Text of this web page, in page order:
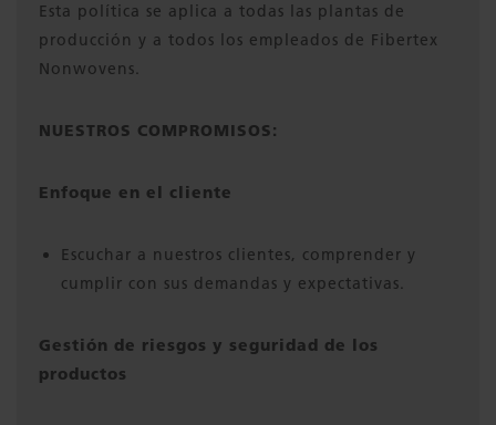
Esta política se aplica a todas las plantas de
producción y a todos los empleados de Fibertex
Nonwovens.
NUESTROS COMPROMISOS:
Enfoque en el cliente
Escuchar a nuestros clientes, comprender y
cumplir con sus demandas y expectativas.
Gestión de riesgos y seguridad de los
productos